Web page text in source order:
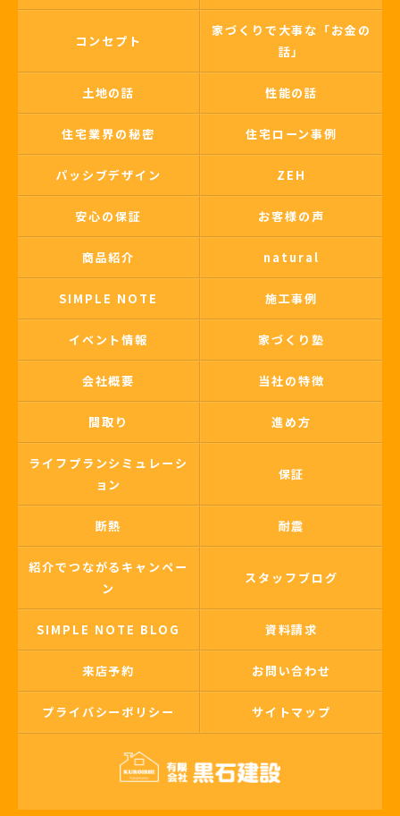
コンセプト
家づくりで大事な「お金の
話」
土地の話 性能の話
住宅業界の秘密 住宅ローン事例
パッシブデザイン ZEH
安心の保証 お客様の声
商品紹介 natural
SIMPLE NOTE 施工事例
イベント情報 家づくり塾
会社概要 当社の特徴
間取り 進め方
ライフプランシミュレーシ
ョン
保証
断熱 耐震
紹介でつながるキャンペー
ン
スタッフブログ
SIMPLE NOTE BLOG 資料請求
来店予約 お問い合わせ
プライバシーポリシー サイトマップ